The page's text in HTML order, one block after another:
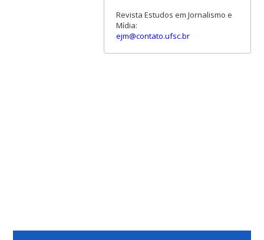
Revista Estudos em Jornalismo e
Mídia:
ejm@contato.ufsc.br